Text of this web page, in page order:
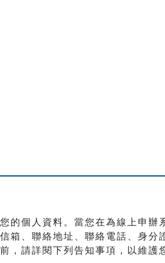
的個人資料。當您在為線上申辦
箱、聯絡地址、聯絡電話、身分
，請詳閱下列告知事項，以維護